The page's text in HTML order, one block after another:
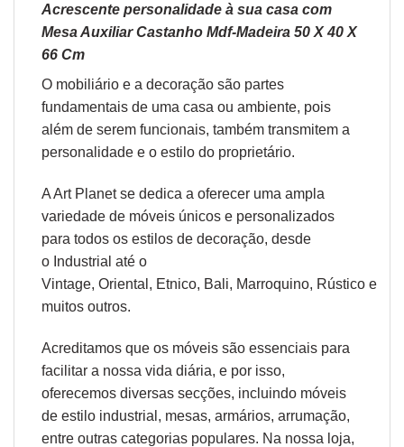
Acrescente personalidade à sua casa com
Mesa Auxiliar Castanho Mdf-Madeira 50 X 40 X
66 Cm
O mobiliário e a decoração são partes
fundamentais de uma casa ou ambiente, pois
além de serem funcionais, também transmitem a
personalidade e o estilo do proprietário.
A Art Planet se dedica a oferecer uma ampla
variedade de móveis únicos e personalizados
para todos os estilos de decoração, desde
o Industrial até o
Vintage, Oriental , Etnico, Bali, Marroquino, Rústico e
muitos outros.
Acreditamos que os móveis são essenciais para
facilitar a nossa vida diária, e por isso,
oferecemos diversas secções, incluindo móveis
de estilo industrial, mesas, armários, arrumação,
entre outras categorias populares. Na nossa loja,